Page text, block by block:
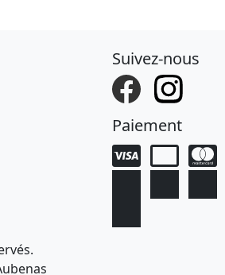
Suivez-nous
Paiement